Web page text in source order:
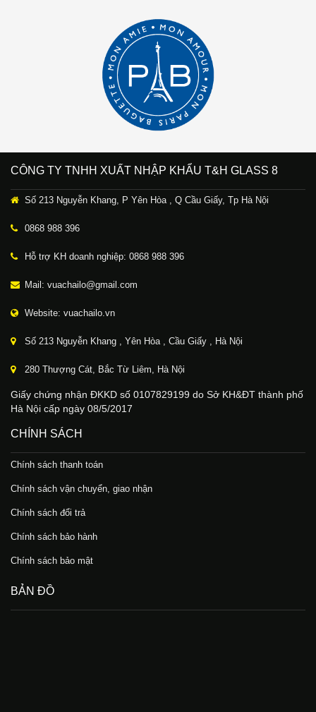
CÔNG TY TNHH XUẤT NHẬP KHẨU T&H GLASS 8
Số 213 Nguyễn Khang, P Yên Hòa , Q Cầu Giấy, Tp Hà Nội
0868 988 396
Hỗ trợ KH doanh nghiệp: 0868 988 396
Mail: vuachailo@gmail.com
Website: vuachailo.vn
Số 213 Nguyễn Khang , Yên Hòa , Cầu Giấy , Hà Nội
280 Thượng Cát, Bắc Từ Liêm, Hà Nội
Giấy chứng nhận ĐKKD số 0107829199 do Sở KH&ĐT thành phố
Hà Nội cấp ngày 08/5/2017
CHÍNH SÁCH
Chính sách thanh toán
Chính sách vận chuyển, giao nhận
Chính sách đổi trả
Chính sách bảo hành
Chính sách bảo mật
BẢN ĐỒ